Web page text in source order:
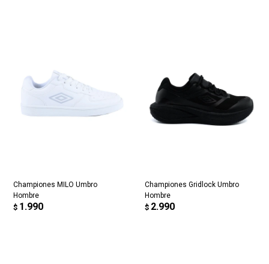
Championes MILO Umbro
Hombre
$ 1.990
Championes Gridlock Umbro
Hombre
$ 2.990